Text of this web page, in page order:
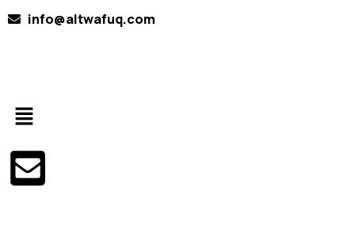
info@altwafuq.com